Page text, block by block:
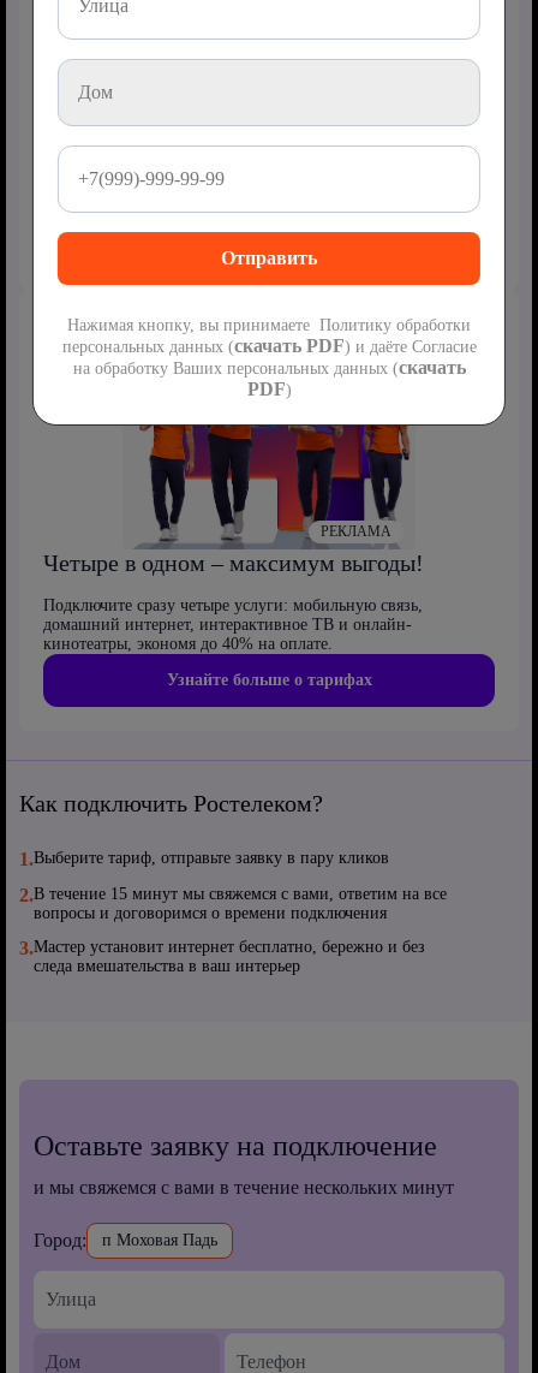
Комбо-тарифы – удобство для всей семьи
свои нужды и платите только за то, чем действительно
пользуетесь.
Четыре в одном – максимум выгоды!
Подключите сразу четыре услуги: мобильную связь,
домашний интернет, интерактивное ТВ и онлайн-
кинотеатры, экономя до 40% на оплате.
Узнайте больше о тарифах
РЕКЛАМА
Как подключить Ростелеком?
1.Выберите тариф, отправьте заявку в пару кликов
2.В течение 15 минут мы свяжемся с вами, ответим на все
вопросы и договоримся о времени подключения
3.Мастер установит интернет бесплатно, бережно и без
следа вмешательства в ваш интерьер
Оставьте заявку на подключение
и мы свяжемся с вами в течение нескольких минут
Город: п Моховая Падь
Нажимая кнопку, вы принимаете Политику обработки
персональных данных (скачать PDF) и даёте Согласие
на обработку Ваших персональных данных (скачать
PDF)